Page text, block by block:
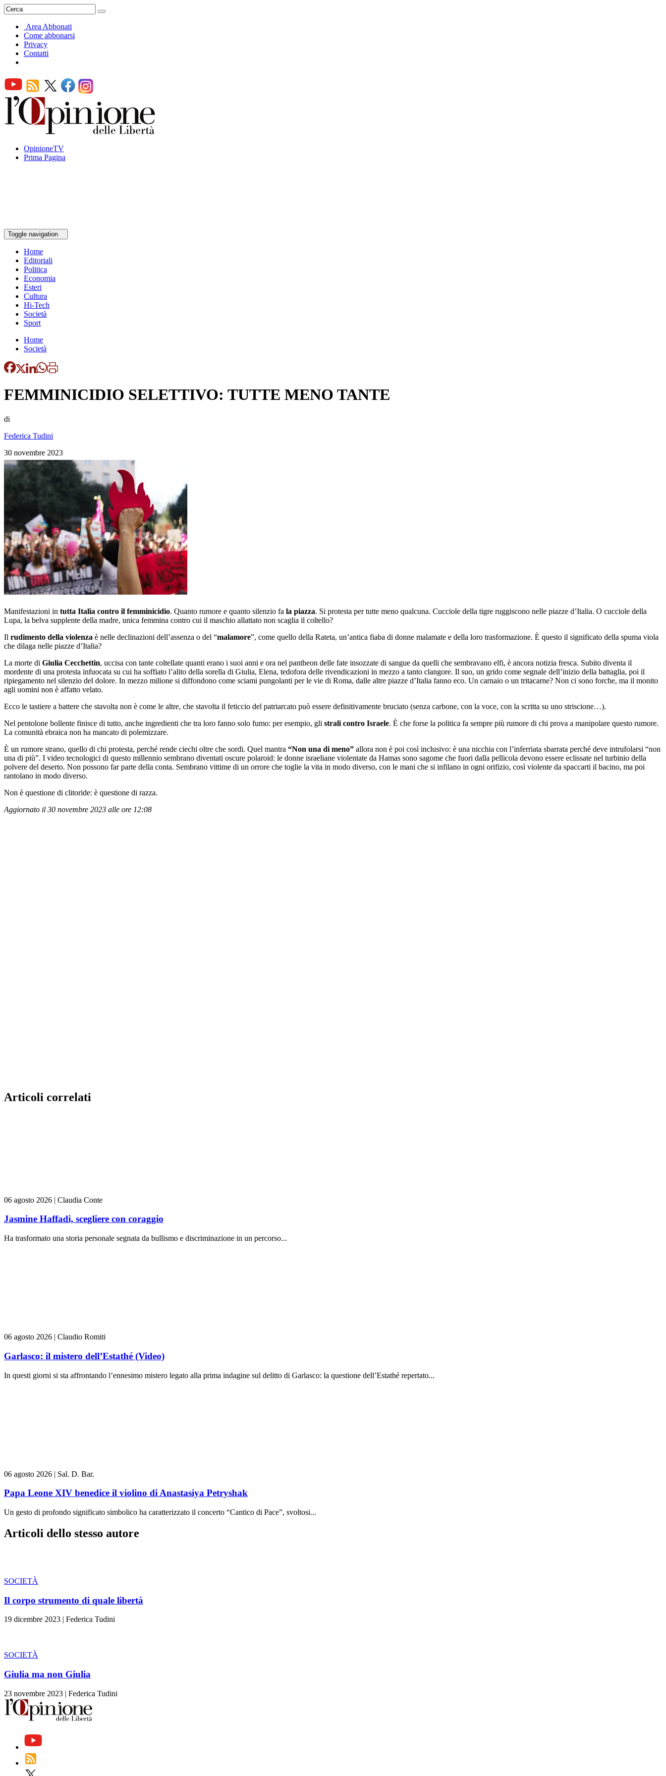
Area Abbonati
Come abbonarsi
Privacy
Contatti
OpinioneTV
Prima Pagina
Toggle navigation
Home
Editoriali
Politica
Economia
Esteri
Cultura
Hi-Tech
Società
Sport
Home
Società
FEMMINICIDIO SELETTIVO: TUTTE MENO TANTE
di
Federica Tudini
30 novembre 2023
Manifestazioni in tutta Italia contro il femminicidio. Quanto rumore e quanto silenzio fa la piazza. Si protesta per tutte meno qualcuna. Cucciole della tigre ruggiscono nelle piazze d’Italia. O cucciole della
Lupa, la belva supplente della madre, unica femmina contro cui il maschio allattato non scaglia il coltello?
Il rudimento della violenza è nelle declinazioni dell’assenza o del “malamore”, come quello della Rateta, un’antica fiaba di donne malamate e della loro trasformazione. È questo il significato della spuma viola
che dilaga nelle piazze d’Italia?
La morte di Giulia Cecchettin, uccisa con tante coltellate quanti erano i suoi anni e ora nel pantheon delle fate insozzate di sangue da quelli che sembravano elfi, è ancora notizia fresca. Subito diventa il
mordente di una protesta infuocata su cui ha soffiato l’alito della sorella di Giulia, Elena, tedofora delle rivendicazioni in mezzo a tanto clangore. Il suo, un grido come segnale dell’inizio della battaglia, poi il
ripiegamento nel silenzio del dolore. In mezzo milione si diffondono come sciami pungolanti per le vie di Roma, dalle altre piazze d’Italia fanno eco. Un carnaio o un tritacarne? Non ci sono forche, ma il monito
agli uomini non è affatto velato.
Ecco le tastiere a battere che stavolta non è come le altre, che stavolta il feticcio del patriarcato può essere definitivamente bruciato (senza carbone, con la voce, con la scritta su uno striscione…).
Nel pentolone bollente finisce di tutto, anche ingredienti che tra loro fanno solo fumo: per esempio, gli strali contro Israele. È che forse la politica fa sempre più rumore di chi prova a manipolare questo rumore.
La comunità ebraica non ha mancato di polemizzare.
È un rumore strano, quello di chi protesta, perché rende ciechi oltre che sordi. Quel mantra “Non una di meno” allora non è poi così inclusivo: è una nicchia con l’inferriata sbarrata perché deve intrufolarsi “non
una di più”. I video tecnologici di questo millennio sembrano diventati oscure polaroid: le donne israeliane violentate da Hamas sono sagome che fuori dalla pellicola devono essere eclissate nel turbinio della
polvere del deserto. Non possono far parte della conta. Sembrano vittime di un orrore che toglie la vita in modo diverso, con le mani che si infilano in ogni orifizio, così violente da spaccarti il bacino, ma poi
rantolano in modo diverso.
Non è questione di clitoride: è questione di razza.
Aggiornato il 30 novembre 2023 alle ore 12:08
Articoli correlati
06 agosto 2026 | Claudia Conte
Jasmine Haffadi, scegliere con coraggio
Ha trasformato una storia personale segnata da bullismo e discriminazione in un percorso...
06 agosto 2026 | Claudio Romiti
Garlasco: il mistero dell’Estathé (Video)
In questi giorni si sta affrontando l’ennesimo mistero legato alla prima indagine sul delitto di Garlasco: la questione dell’Estathé repertato...
06 agosto 2026 | Sal. D. Bar.
Papa Leone XIV benedice il violino di Anastasiya Petryshak
Un gesto di profondo significato simbolico ha caratterizzato il concerto “Cantico di Pace”, svoltosi...
Articoli dello stesso autore
SOCIETÀ
Il corpo strumento di quale libertà
19 dicembre 2023 | Federica Tudini
SOCIETÀ
Giulia ma non Giulia
23 novembre 2023 | Federica Tudini